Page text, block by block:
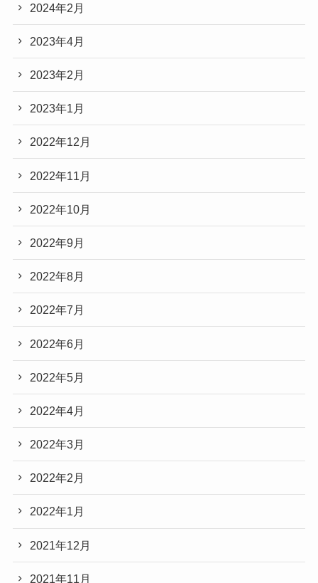
2024年2月
2023年4月
2023年2月
2023年1月
2022年12月
2022年11月
2022年10月
2022年9月
2022年8月
2022年7月
2022年6月
2022年5月
2022年4月
2022年3月
2022年2月
2022年1月
2021年12月
2021年11月